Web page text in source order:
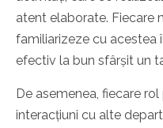
atent elaborate. Fiecare
familiarizeze cu acestea
efectiv la bun sfârșit un
De asemenea, fiecare
interacțiuni cu alte